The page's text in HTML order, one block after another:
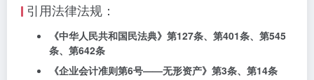
引用法律法规：
《中华人民共和国民法典》第127条、第401条、第545
条、第642条
《企业会计准则第6号——无形资产》第3条、第14条